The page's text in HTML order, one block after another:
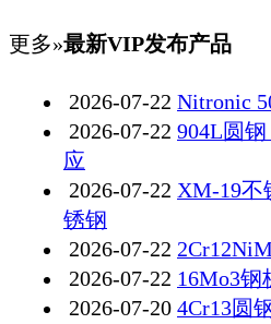
更多»最新VIP发布产品
2026-07-22 Nitronic
2026-07-22 904L圆
应
2026-07-22 XM-19不
锈钢
2026-07-22
2026-07-22 16Mo3钢
2026-07-20 4Cr13圆